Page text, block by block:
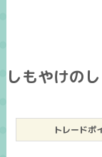
しもやけの
トレードポ